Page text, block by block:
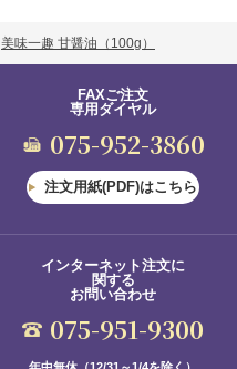
美味一趣 甘醤油 （100g）
FAXご注文
専用ダイヤル
075-952-3860
注文用紙(PDF)はこちら
インターネット注文に
関する
お問い合わせ
075-951-9300
年中無休（12/31～1/4を除く）